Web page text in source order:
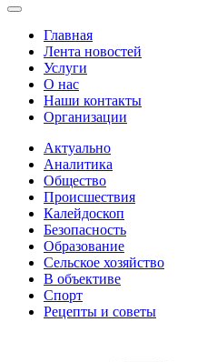
Главная
Лента новостей
Услуги
О нас
Наши контакты
Организации
Актуально
Аналитика
Общество
Происшествия
Калейдоскоп
Безопасность
Образование
Сельское хозяйство
В объективе
Спорт
Рецепты и советы